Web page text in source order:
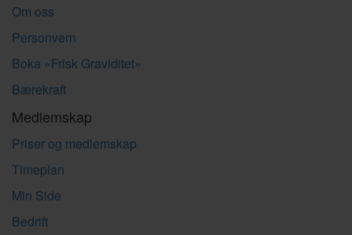
Om oss
Personvern
Boka «Frisk Graviditet»
Bærekraft
Medlemskap
Priser og medlemskap
Timeplan
Min Side
Bedrift